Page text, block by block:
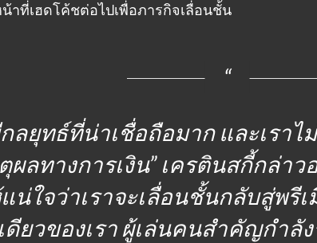
าที่เฮดโค้ชต่อไปเพื่อภารกิจเลื่อนชั้น
กลยุทธ์ที่น่าเชื่อถือมาก และเราไ
ผลทางการเงิน”เครตินสกี้กล่าว
น่ใจว่าเราจะเลื่อนชั้นกลับสู่พรี
ดียวของเรา ผู้เล่นคนสำคัญกำลั